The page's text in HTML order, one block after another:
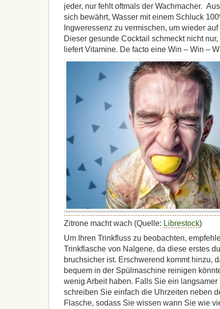
jeder, nur fehlt oftmals der Wachmacher.
sich bewährt, Wasser mit einem Schluck
Ingweressenz zu vermischen, um wieder
Dieser gesunde Cocktail schmeckt nicht
liefert Vitamine. De facto eine Win – Win –
Zitrone macht wach (Quelle: Librestock)
Um Ihren Trinkfluss zu beobachten,
Trinkflasche von Nalgene, da diese erstes
bruchsicher ist. Erschwerend kommt hinzu,
bequem in der Spülmaschine reinigen
wenig Arbeit haben. Falls Sie ein langsamer
schreiben Sie einfach die Uhrzeiten neben
Flasche, sodass Sie wissen wann Sie wie